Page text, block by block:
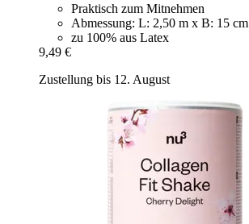
Praktisch zum Mitnehmen
Abmessung: L: 2,50 m x B: 15 cm
zu 100% aus Latex
9,49 €
Zustellung bis 12. August